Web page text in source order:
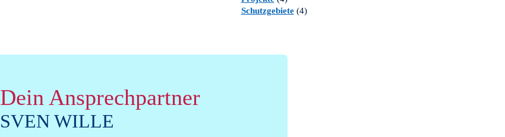
Schutzgebiete(4)
Dein Ansprechpartner
SVEN WILLE